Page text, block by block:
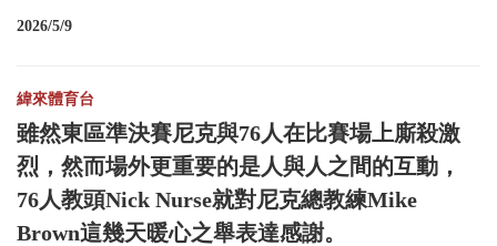
2026/5/9
緯來體育台
雖然東區準決賽尼克與76人在比賽場上廝殺激
烈，然而場外更重要的是人與人之間的互動，
76人教頭Nick Nurse就對尼克總教練Mike
Brown這幾天暖心之舉表達感謝。